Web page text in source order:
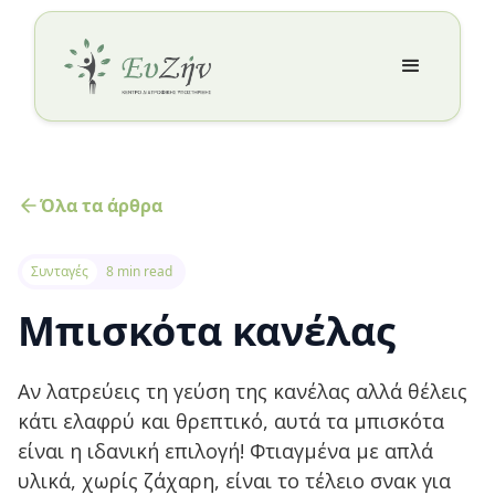
Όλα τα άρθρα
Συνταγές 8 min read
Μπισκότα κανέλας
Αν λατρεύεις τη γεύση της κανέλας αλλά θέλεις
κάτι ελαφρύ και θρεπτικό, αυτά τα μπισκότα
είναι η ιδανική επιλογή! Φτιαγμένα με απλά
υλικά, χωρίς ζάχαρη, είναι το τέλειο σνακ για